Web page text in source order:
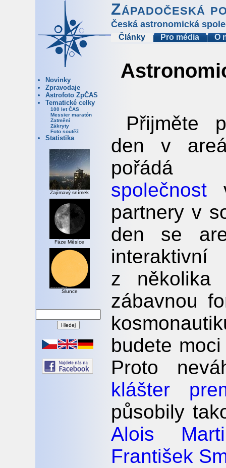
Západočeská
Česká astronomická
Články Pro média O
Novinky
Zpravodaje
Astrofoto ZpČAS
Tematické celky
100 let ČAS
Messier maratón
Zatmění
Zákryty
Foto soutěž
Statistika
Zajímavý snímek
Fáze Měsíce
Slunce
Přijměte
den v
společnost
partnery v
den se
z několika
zábavnou
budete
Proto
klášter
působily
Alois
František